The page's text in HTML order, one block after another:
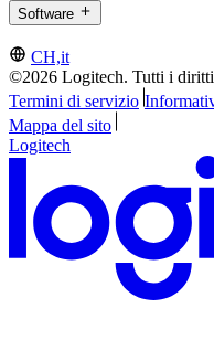
Software
CH,it
©2026 Logitech. Tutti i
Termini di servizio
Mappa del sito
Logitech